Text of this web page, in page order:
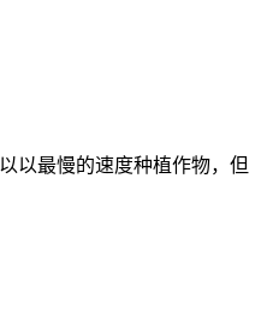
以最慢的速度种植作物，但